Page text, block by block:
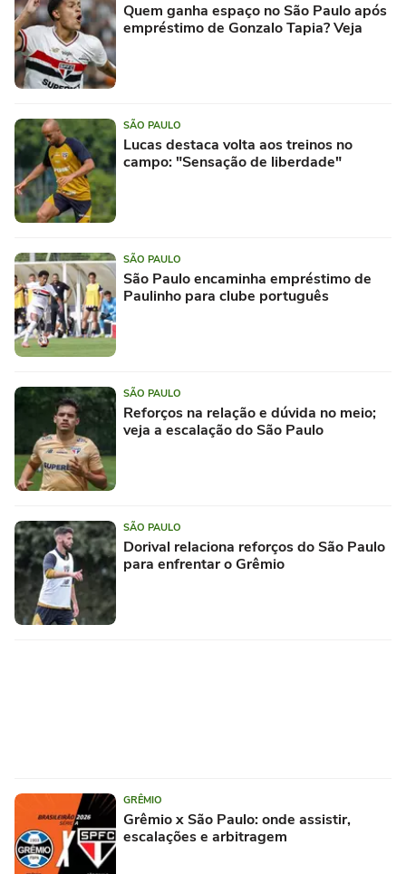
Quem ganha espaço no São Paulo após
empréstimo de Gonzalo Tapia? Veja
SÃO PAULO
Lucas destaca volta aos treinos no
campo: "Sensação de liberdade"
SÃO PAULO
São Paulo encaminha empréstimo de
Paulinho para clube português
SÃO PAULO
Reforços na relação e dúvida no meio;
veja a escalação do São Paulo
SÃO PAULO
Dorival relaciona reforços do São Paulo
para enfrentar o Grêmio
GRÊMIO
Grêmio x São Paulo: onde assistir,
escalações e arbitragem